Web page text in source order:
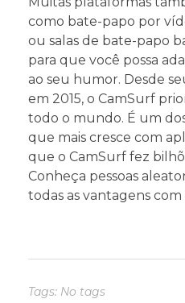
como bate-papo por
ou salas de bate-papo
para que você possa
ao seu humor. Desde
em 2015, o CamSurf
todo o mundo. É um
que mais cresce com
que o CamSurf fez
Conheça pessoas
todas as vantagens com
Tags: No tags